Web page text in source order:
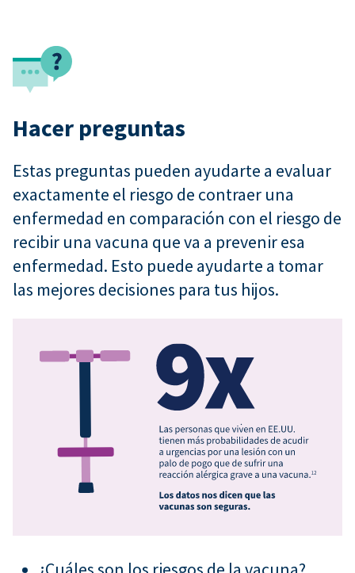
Hacer preguntas
Estas preguntas pueden ayudarte a evaluar
exactamente el riesgo de contraer una
enfermedad en comparación con el riesgo de
recibir una vacuna que va a prevenir esa
enfermedad. Esto puede ayudarte a tomar
las mejores decisiones para tus hijos.